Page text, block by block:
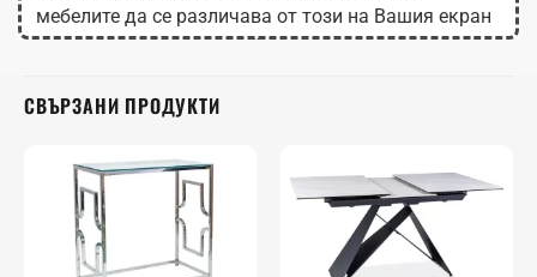
мебелите да се различава от този на Вашия екран
в зависимост от настройките на монитора.
СВЪРЗАНИ ПРОДУКТИ